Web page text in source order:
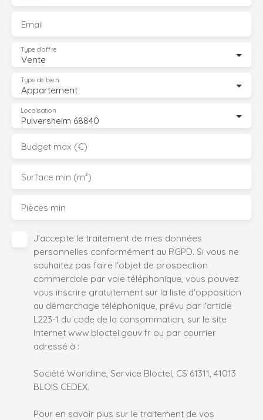
Email
Vente
Type d'offre
Appartement
Type de bien
Pulversheim 68840
Localisation
Budget max (€)
Surface min (m²)
Pièces min
J'accepte le traitement de mes données
personnelles conformément au RGPD. Si vous ne
souhaitez pas faire l'objet de prospection
commerciale par voie téléphonique, vous pouvez
vous inscrire gratuitement sur la liste d'opposition
au démarchage téléphonique, prévu par l'article
L223-1 du code de la consommation, sur le site
Internet www.bloctel.gouv.fr ou par courrier
adressé à :
Société Worldline, Service Bloctel, CS 61311, 41013
BLOIS CEDEX.
Pour en savoir plus sur le traitement de vos